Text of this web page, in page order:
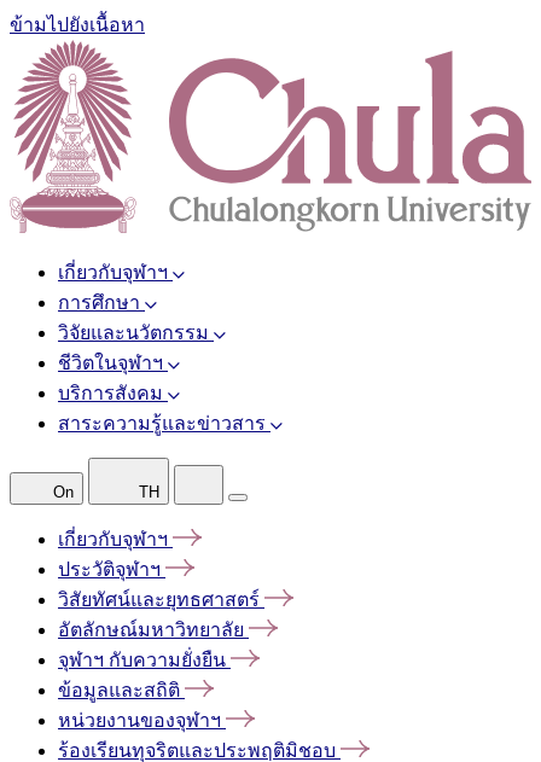
ข้ามไปยังเนื้อหา
เกี่ยวกับจุฬาฯ
การศึกษา
วิจัยและนวัตกรรม
ชีวิตในจุฬาฯ
บริการสังคม
สาระความรู้และข่าวสาร
On TH
เกี่ยวกับจุฬาฯ
ประวัติจุฬาฯ
วิสัยทัศน์และยุทธศาสตร์
อัตลักษณ์มหาวิทยาลัย
จุฬาฯ กับความยั่งยืน
ข้อมูลและสถิติ
หน่วยงานของจุฬาฯ
ร้องเรียนทุจริตและประพฤติมิชอบ